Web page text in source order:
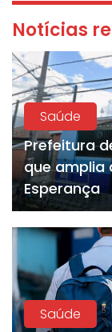
Notícias
Saúde
Prefeitura
que amplia
Esperança
Saúde